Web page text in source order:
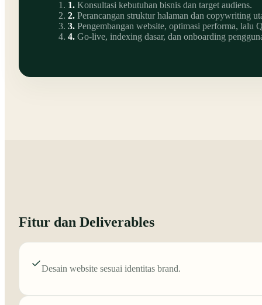
1. Konsultasi kebutuhan bisnis dan target audiens.
2. Perancangan struktur halaman dan copywriting
3. Pengembangan website, optimasi performa, lalu
4. Go-live, indexing dasar, dan onboarding
Fitur dan Deliverables
Desain website sesuai identitas brand.